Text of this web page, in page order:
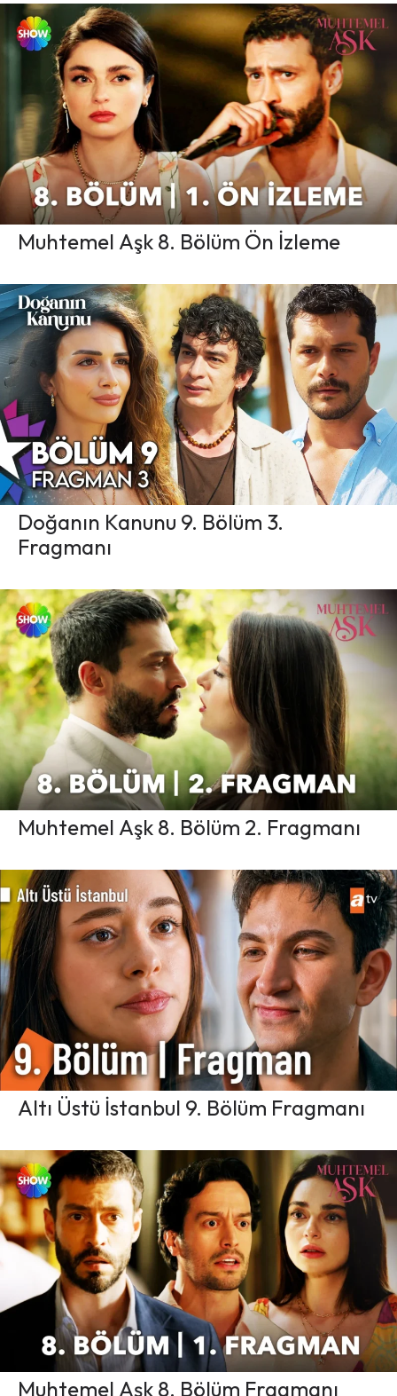
Muhtemel Aşk 8. Bölüm Ön İzleme
Doğanın Kanunu 9. Bölüm 3.
Fragmanı
Muhtemel Aşk 8. Bölüm 2. Fragmanı
Altı Üstü İstanbul 9. Bölüm Fragmanı
Muhtemel Aşk 8. Bölüm Fragmanı